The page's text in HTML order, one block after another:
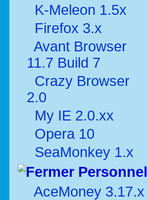
K-Meleon 1.5x
Firefox 3.x
Avant Browser
11.7 Build 7
Crazy Browser
2.0
My IE 2.0.xx
Opera 10
SeaMonkey 1.x
Personnel
AceMoney 3.17.x